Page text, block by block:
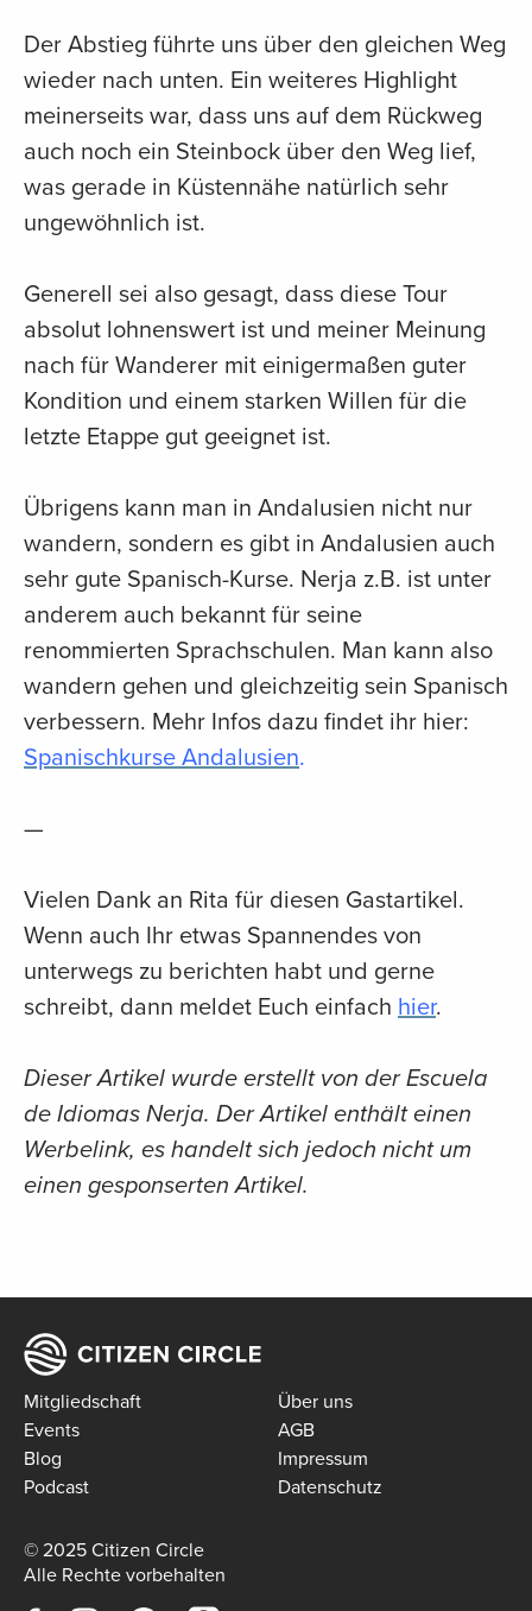
Der Abstieg führte uns über den gleichen Weg
wieder nach unten. Ein weiteres Highlight
meinerseits war, dass uns auf dem Rückweg
auch noch ein Steinbock über den Weg lief,
was gerade in Küstennähe natürlich sehr
ungewöhnlich ist.
Generell sei also gesagt, dass diese Tour
absolut lohnenswert ist und meiner Meinung
nach für Wanderer mit einigermaßen guter
Kondition und einem starken Willen für die
letzte Etappe gut geeignet ist.
Übrigens kann man in Andalusien nicht nur
wandern, sondern es gibt in Andalusien auch
sehr gute Spanisch-Kurse. Nerja z.B. ist unter
anderem auch bekannt für seine
renommierten Sprachschulen. Man kann also
wandern gehen und gleichzeitig sein Spanisch
verbessern. Mehr Infos dazu findet ihr hier:
Spanischkurse Andalusien.
—
Vielen Dank an Rita für diesen Gastartikel.
Wenn auch Ihr etwas Spannendes von
unterwegs zu berichten habt und gerne
schreibt, dann meldet Euch einfach hier.
Dieser Artikel wurde erstellt von der Escuela
de Idiomas Nerja. Der Artikel enthält einen
Werbelink, es handelt sich jedoch nicht um
einen gesponserten Artikel.
Mitgliedschaft
Events
Blog
Podcast
Über uns
AGB
Impressum
Datenschutz
© 2025 Citizen Circle
Alle Rechte vorbehalten